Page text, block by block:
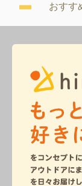
おすす